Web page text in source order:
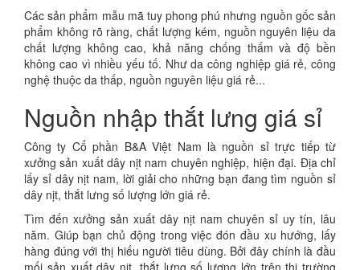
Các sản phẩm mẫu mã tuy phong phú nhưng nguồn gốc sản
phẩm không rõ ràng, chất lượng kém, nguồn nguyên liệu da
chất lượng không cao, khả năng chống thấm và độ bền
không cao vì nhiều yếu tố. Như da công nghiệp giá rẻ, công
nghệ thuộc da thấp, nguồn nguyên liệu giá rẻ...
Nguồn nhập thắt lưng giá sỉ
Công ty Cổ phần B&A Việt Nam là nguồn sỉ trực tiếp từ
xưởng sản xuất dây nịt nam chuyên nghiệp, hiện đại. Địa chỉ
lấy sỉ dây nịt nam, lời giải cho những bạn đang tìm nguồn sỉ
dây nịt, thắt lưng số lượng lớn giá rẻ.
Tìm đến xưởng sản xuất dây nịt nam chuyên sỉ uy tín, lâu
năm. Giúp bạn chủ động trong việc đón đầu xu hướng, lấy
hàng đúng với thị hiếu người tiêu dùng. Bởi đây chính là đầu
mối sản xuất dây nịt, thắt lưng số lượng lớn trên thị trường